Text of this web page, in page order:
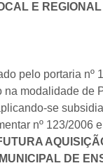
E
pelo portaria nº
modalidade de
se
nº 123/2006
DE